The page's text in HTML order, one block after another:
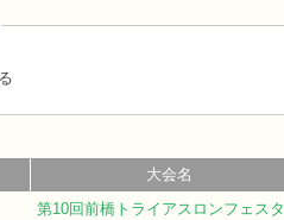
大会名
第10回前橋トライアスロンフェスタ